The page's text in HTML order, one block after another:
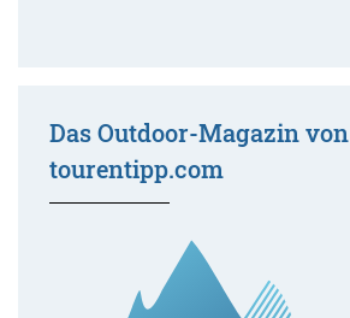
Das Outdoor-Magazin von
tourentipp.com